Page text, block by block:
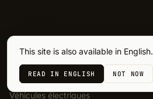
Hyundai
Genesis
Photos espions
Véhicules électriques
This site is also available in English.
READ IN ENGLISH NOT NOW